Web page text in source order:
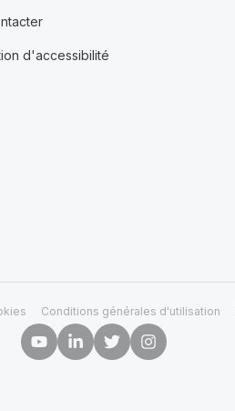
d'accessibilité
Conditions générales d'utilisation